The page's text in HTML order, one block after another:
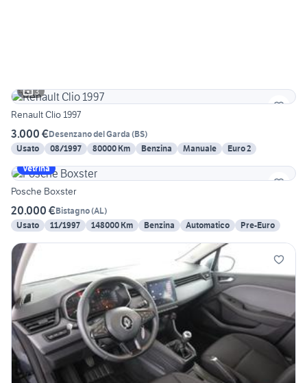
3
Renault Clio 1997
3.000 €Desenzano del Garda (BS)
Usato
08/1997 80000 Km Benzina Manuale
Euro 2
Vetrina
Posche Boxster
20.000 €Bistagno(AL)
Usato
11/1997 148000 Km Benzina Automatico Pre-Euro